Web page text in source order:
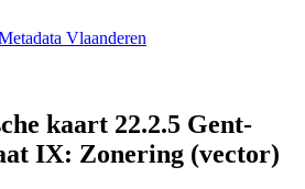
Vlaanderen
kaart 22.2.5 Gent-
IX: Zonering (vector)